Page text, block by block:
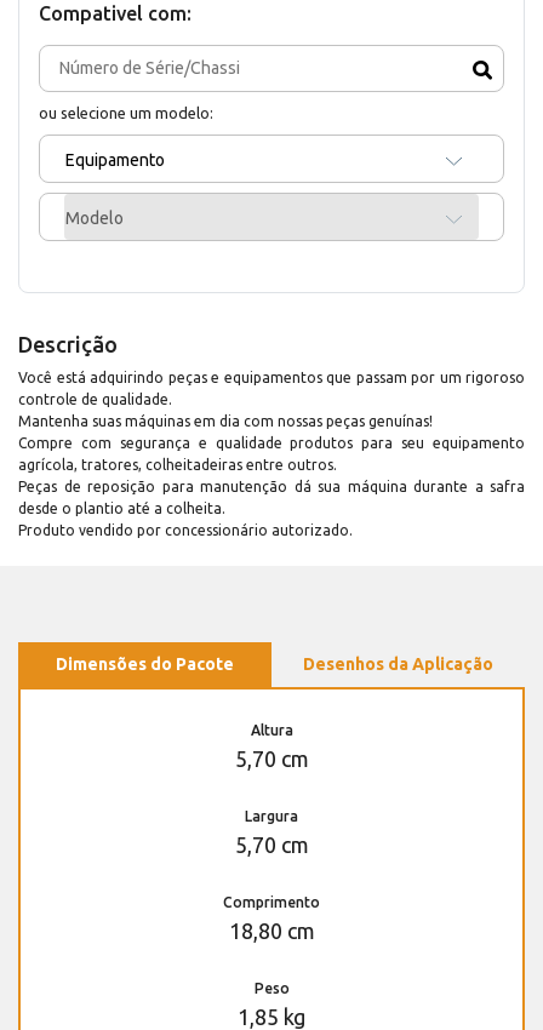
Compativel com:
ou selecione um modelo:
Equipamento
Modelo
Descrição
Você está adquirindo peças e equipamentos que passam por um rigoroso
controle de qualidade.
Mantenha suas máquinas em dia com nossas peças genuínas!
Compre com segurança e qualidade produtos para seu equipamento
agrícola, tratores, colheitadeiras entre outros.
Peças de reposição para manutenção dá sua máquina durante a safra
desde o plantio até a colheita.
Produto vendido por concessionário autorizado.
Dimensões do Pacote Desenhos da Aplicação
Altura
5,70 cm
Largura
5,70 cm
Comprimento
18,80 cm
Peso
1,85 kg